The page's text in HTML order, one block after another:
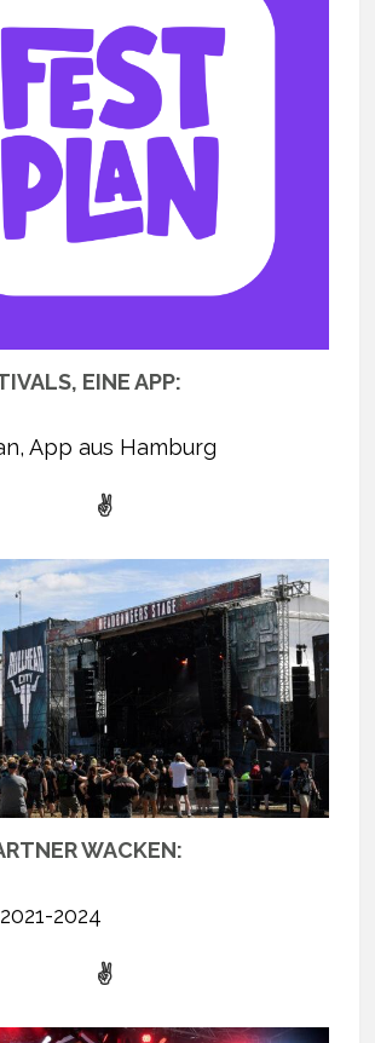
EINE APP:
App aus Hamburg
✌
WACKEN:
2024
✌